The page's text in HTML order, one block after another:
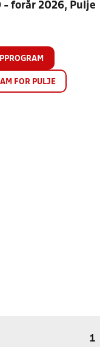
- forår 2026, Pulje
FOR PULJE
1